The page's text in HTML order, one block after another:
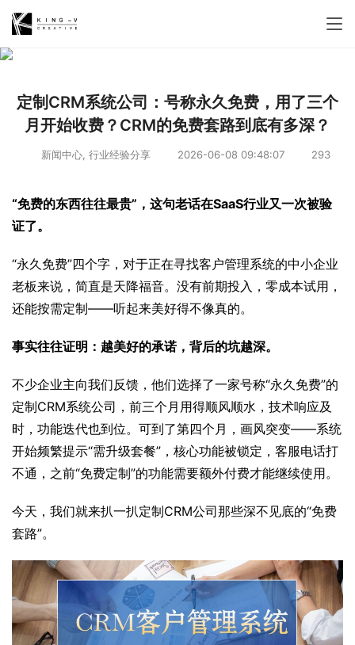
定制CRM系统公司：号称永久免费，用了三个
月开始收费？CRM的免费套路到底有多深？
新闻中心, 行业经验分享 2026-06-08 09:48:07 293
“免费的东西往往最贵”，这句老话在SaaS行业又一次被验
证了。
“永久免费”四个字，对于正在寻找客户管理系统的中小企业
老板来说，简直是天降福音。没有前期投入，零成本试用，
还能按需定制——听起来美好得不像真的。
事实往往证明：越美好的承诺，背后的坑越深。
不少企业主向我们反馈，他们选择了一家号称“永久免费”的
定制CRM系统公司 ，前三个月用得顺风顺水，技术响应及
时，功能迭代也到位。可到了第四个月，画风突变——系统
开始频繁提示“需升级套餐”，核心功能被锁定，客服电话打
不通，之前“免费定制”的功能需要额外付费才能继续使用。
今天，我们就来扒一扒定制CRM公司那些深不见底的“免费
套路”。